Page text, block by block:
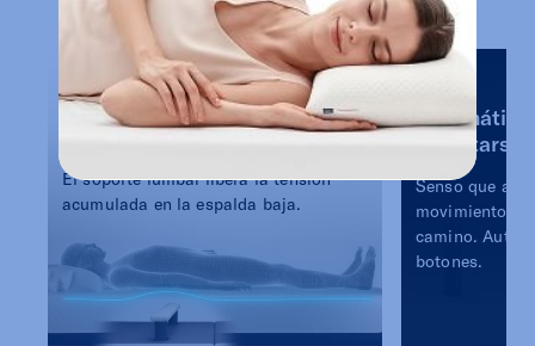
Ocho horas
sentado. Una noche
El soporte lumbar libera la tensión
acumulada en la espalda baja.
levantarse.
Senso que al
movimiento,
camino.
botones.